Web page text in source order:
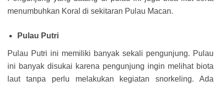
menumbuhkan Koral di sekitaran Pulau Macan.
Pulau Putri
Pulau Putri ini memiliki banyak sekali pengunjung. Pulau
ini banyak disukai karena pengunjung ingin melihat biota
laut tanpa perlu melakukan kegiatan snorkeling. Ada